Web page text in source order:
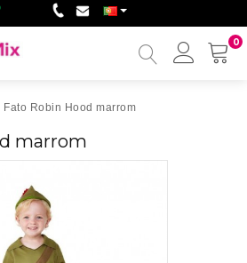
0
Minha
Fato Robin Hood marrom
marrom